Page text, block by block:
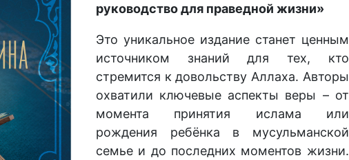
руководство для праведной жизни»
Это уникальное издание станет ценным
источником знаний для тех, кто
стремится к довольству Аллаха. Авторы
охватили ключевые аспекты веры – от
момента принятия ислама или
рождения ребёнка в мусульманской
семье и до последних моментов жизни.